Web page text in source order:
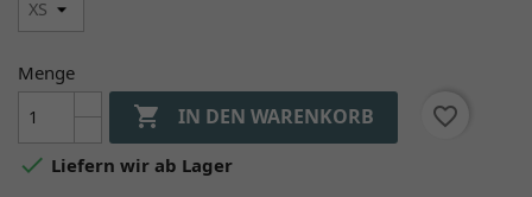
Menge
 IN DEN WARENKORB
favorite_border
 Liefern wir ab Lager